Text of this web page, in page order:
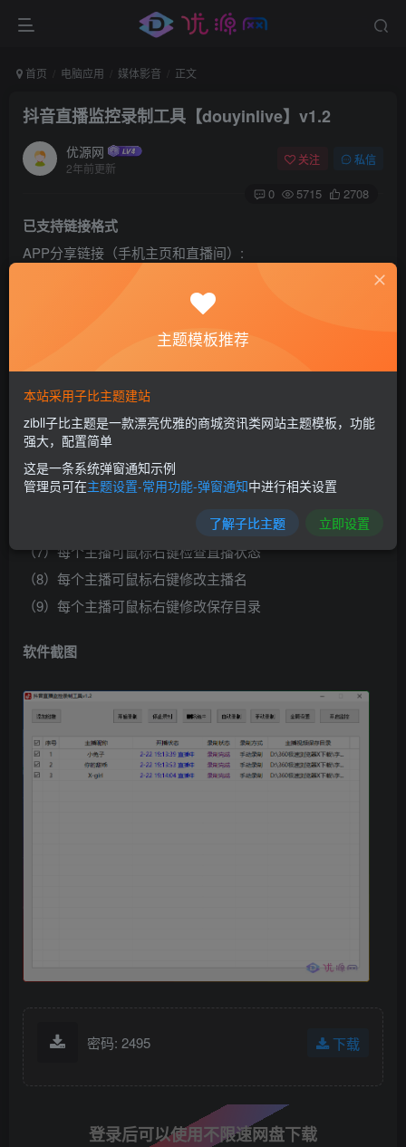
首页 电脑应用 媒体影音 正文
抖音直播监控录制工具【douyinlive】v1.2
优源网
2年前更新
关注 私信
0 5715 2708
已支持链接格式
APP分享链接（手机主页和直播间）:
PC直播页链接: https://live.douyin.com/xxxx
PC主页链接: https://www.douyin.com/user/xxxx
（1）不论有没有开播，都能直接添加
（2）24小时自动监控录制，做到开播自动录制
（3）批量开始录制、自动录制、停止录制等
（4）自动转码mp4格式视频，也可以ts格式
（5）自动保存添加的数据，每次启动读取
（6）鼠标右键每个主播都有独立操作功能
（7）每个主播可鼠标右键检查直播状态
（8）每个主播可鼠标右键修改主播名
（9）每个主播可鼠标右键修改保存目录
软件截图
密码: 2495 下载
登录后可以使用不限速网盘下载
主题模板推荐
本站采用子比主题建站
zibll子比主题是一款漂亮优雅的商城资讯类网站主题模板，功能
强大，配置简单
这是一条系统弹窗通知示例
管理员可在主题设置-常用功能-弹窗通知中进行相关设置
了解子比主题 立即设置